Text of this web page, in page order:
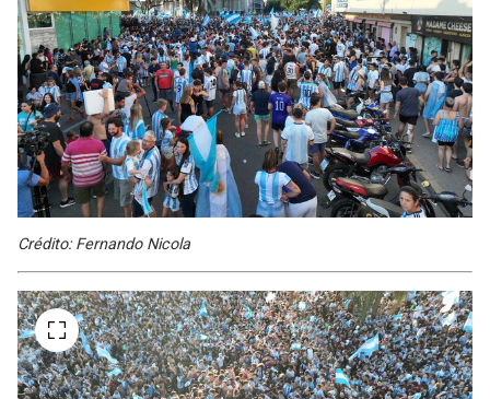
Crédito: Fernando Nicola